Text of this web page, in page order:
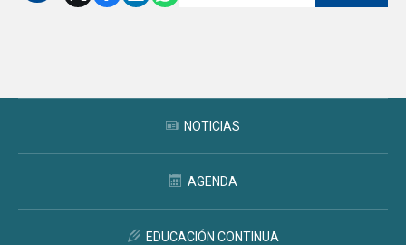
NOTICIAS
AGENDA
EDUCACIÓN CONTINUA